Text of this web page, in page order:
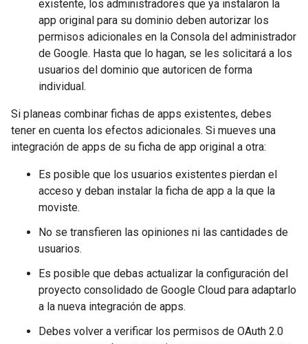
existente, los administradores que ya instalaron la
app original para su dominio deben autorizar los
permisos adicionales en la Consola del administrador
de Google. Hasta que lo hagan, se les solicitará a los
usuarios del dominio que autoricen de forma
individual.
Si planeas combinar fichas de apps existentes, debes
tener en cuenta los efectos adicionales. Si mueves una
integración de apps de su ficha de app original a otra:
Es posible que los usuarios existentes pierdan el
acceso y deban instalar la ficha de app a la que la
moviste.
No se transfieren las opiniones ni las cantidades de
usuarios.
Es posible que debas actualizar la configuración del
proyecto consolidado de Google Cloud para adaptarlo
a la nueva integración de apps.
Debes volver a verificar los permisos de OAuth 2.0